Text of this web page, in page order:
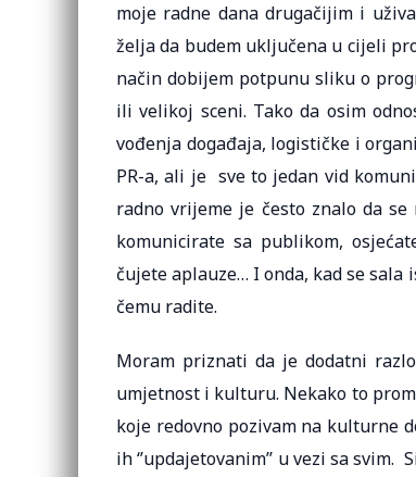
moje radne dana drugačijim i
želja da budem uključena u cijeli
način dobijem potpunu sliku o
ili velikoj sceni. Tako da osim
vođenja događaja, logističke i
PR-a, ali je sve to jedan vid
radno vrijeme je često znalo da
komunicirate sa publikom,
čujete aplauze… I onda, kad se
čemu radite.
Moram priznati da je dodatni
umjetnost i kulturu. Nekako to
koje redovno pozivam na kulturne
ih ‘’updajetovanim’’ u vezi sa